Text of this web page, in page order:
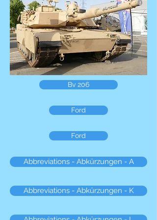
Bv 206
Ford
Ford
Abbreviations - Abkürzungen - A
Abbreviations - Abkürzungen - K